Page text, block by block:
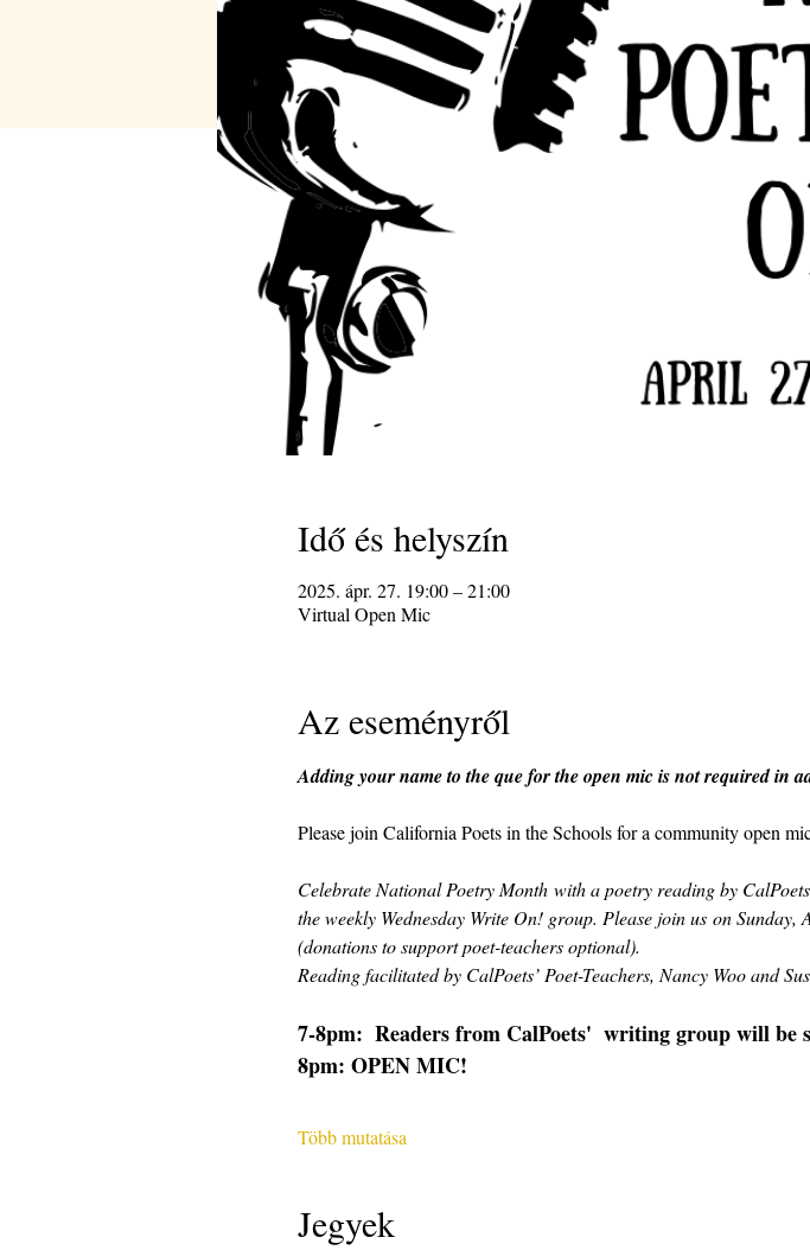
Idő és helyszín
2025. ápr. 27. 19:00 – 21:00
Virtual Open Mic
Az eseményről
Adding your name to the que for the open mic is not required in
Please join California Poets in the Schools for a community open
Celebrate National Poetry Month with a poetry reading by
the weekly Wednesday Write On! group. Please join us on
(donations to support poet-teachers optional).
Reading facilitated by CalPoets’ Poet-Teachers, Nancy Woo and
7-8pm:  Readers from CalPoets'  writing group will be
8pm: OPEN MIC!
Több mutatása
Jegyek